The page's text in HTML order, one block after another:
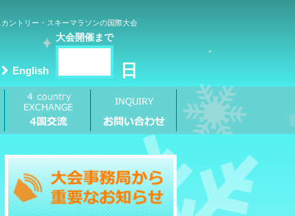
ントリー・スキーマラソンの国際大会
English
大会開催まで
日